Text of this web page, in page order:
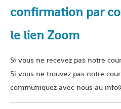
confirmation par
le lien Zoom
Si vous ne recevez pas notre
Si vous ne trouvez pas notre
communiquez avec nous au